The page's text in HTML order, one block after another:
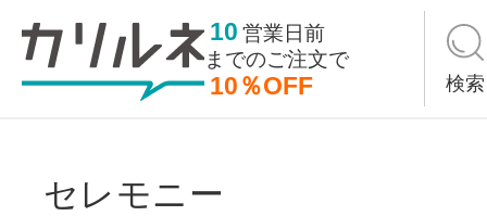
10 営業日前
までのご注文で
10％OFF 検索
セレモニー